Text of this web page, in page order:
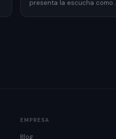
presenta la escucha como
EMPRESA
Blog